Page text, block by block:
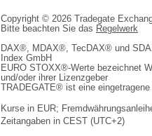
Copyright © 2026 Tradegate
Bitte beachten Sie das Regelwerk
DAX®, MDAX®, TecDAX® und
Index GmbH
EURO STOXX®-Werte bezeichnet
und/oder ihrer Lizenzgeber
TRADEGATE® ist eine
Kurse in EUR;
Zeitangaben in CEST (UTC+2)